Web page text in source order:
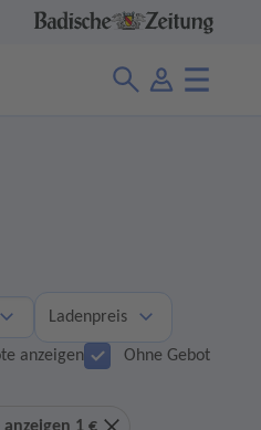
Ladenpreis
anzeigen Ohne Gebot